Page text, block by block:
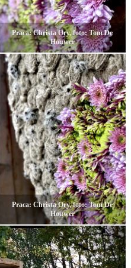
Praca: Christa Ory, foto: Tom De
Houwer
Praca: Christa Ory, foto: Tom De
Houwer